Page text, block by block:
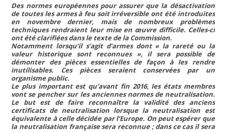
Des normes européennes pour assurer que la désactivation
de toutes les armes à feu soit irréversible ont été introduites
en novembre dernier, mais de nombreux problèmes
techniques rendraient leur mise en œuvre difficile. Celles-ci
ont été clarifiées dans le texte de la Commission.
Notamment lorsqu’il s’agit d’armes dont « la rareté ou la
valeur historique sont reconnues », il sera possible de
démonter des pièces essentielles de façon à les rendre
inutilisables. Ces pièces seraient conservées par un
organisme public.
Le plus important est qu’avant fin 2016, les états membres
vont se pencher sur les anciennes normes de neutralisation.
Le but est de faire reconnaître la validité des anciens
certificats de neutralisation lorsque la neutralisation est
équivalente à celle décidée par l’Europe. On peut espérer que
la neutralisation française sera reconnue ; dans ce cas il sera